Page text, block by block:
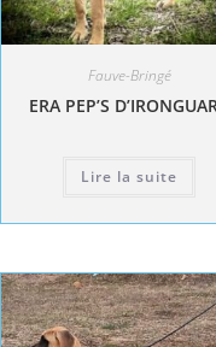
Fauve-Bringé
ERA PEP’S
Lire la suite